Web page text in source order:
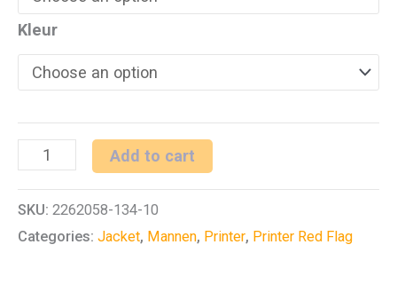
Kleur
PRINTER
JACKET
quantity
Add to cart
SKU: 2262058-134-10
Categories: Jacket, Mannen, Printer, Printer Red Flag